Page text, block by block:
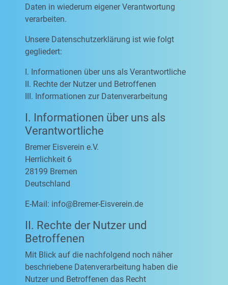
Daten in wiederum eigener Verantwortung
verarbeiten.
Unsere Datenschutzerklärung ist wie folgt
gegliedert:
I. Informationen über uns als Verantwortliche
II. Rechte der Nutzer und Betroffenen
III. Informationen zur Datenverarbeitung
I. Informationen über uns als
Verantwortliche
Bremer Eisverein e.V.
Herrlichkeit 6
28199 Bremen
Deutschland
E-Mail: info@Bremer-Eisverein.de
II. Rechte der Nutzer und
Betroffenen
Mit Blick auf die nachfolgend noch näher
beschriebene Datenverarbeitung haben die
Nutzer und Betroffenen das Recht